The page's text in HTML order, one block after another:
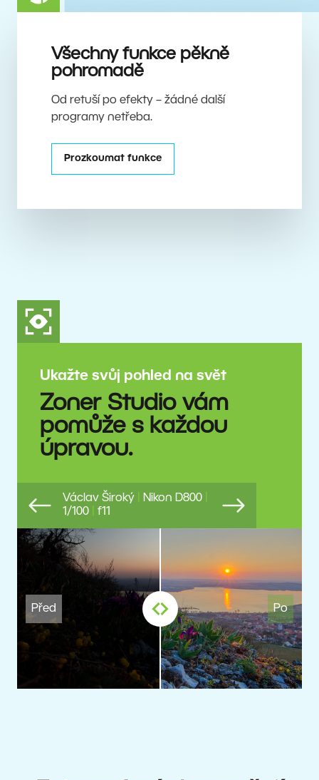
Všechny funkce pěkně
pohromadě
Od retuší po efekty – žádné další
programy netřeba.
Prozkoumat funkce
Ukažte svůj pohled na svět
Zoner Studio vám
pomůže s každou
úpravou.
Previous Next
Václav Široký Nikon D800
1/100
f11